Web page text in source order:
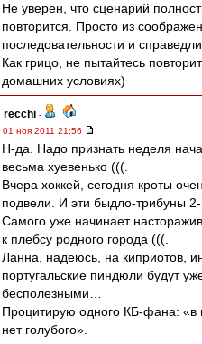
Не уверен, что сценарий
повторится. Просто из
последовательности и
Как грицо, не пытайтесь
домашних условиях)
recchi -
01 ноя 2011 21:56
Н-да. Надо признать неделя
весьма хуевенько (((.
Вчера хоккей, сегодня кроты
подвели. И эти быдло-трибуны 2-
Самого уже начинает
к плебсу родного города (((.
Ланна, надеюсь, на киприотов,
португальские пиндюли будут
бесполезными…
Процитирую одного КБ-фана: «в
нет голубого».